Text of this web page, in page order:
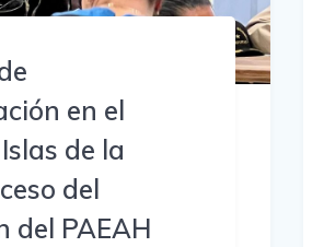
en el
de la
del
del PAEAH